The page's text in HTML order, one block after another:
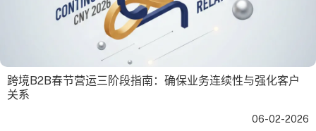
跨境B2B春节营运三阶段指南：确保业务连续性与强化客户
关系
06-02-2026